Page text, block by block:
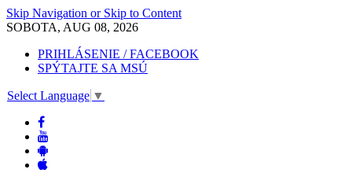
Skip Navigation or Skip to Content
SOBOTA, AUG 08, 2026
PRIHLÁSENIE / FACEBOOK
SPÝTAJTE SA MSÚ
Select Language ▼